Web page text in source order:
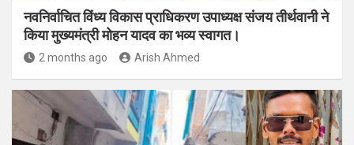
नवनिर्वाचित विंध्य विकास प्राधिकरण उपाध्यक्ष संजय तीर्थवानी ने
किया मुख्यमंत्री मोहन यादव का भव्य स्वागत।
2 months ago Arish Ahmed